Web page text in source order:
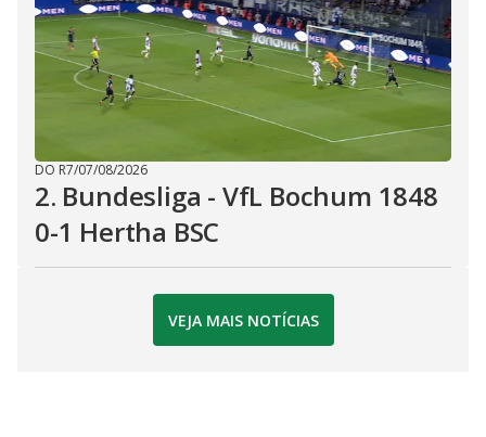
DO R7/07/08/2026
2. Bundesliga - VfL Bochum 1848
0-1 Hertha BSC
VEJA MAIS NOTÍCIAS